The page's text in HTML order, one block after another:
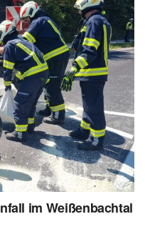
im Weißenbachtal